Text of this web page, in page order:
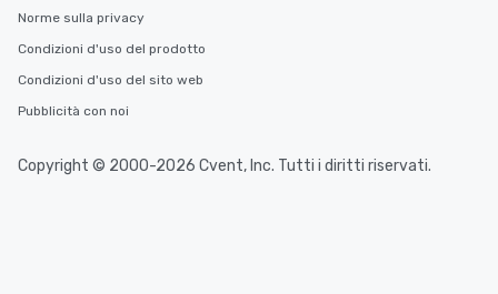
Norme sulla privacy
Condizioni d'uso del prodotto
Condizioni d'uso del sito web
Pubblicità con noi
Copyright © 2000-2026 Cvent, Inc. Tutti i diritti riservati.